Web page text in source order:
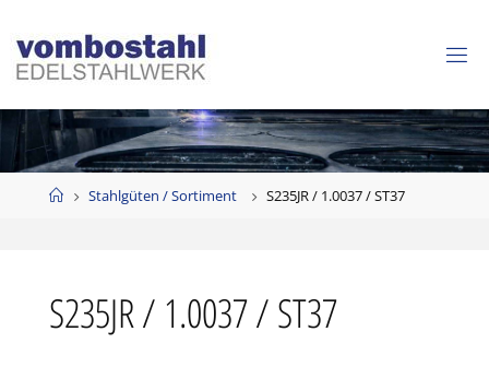
Inhalt
springen
StartStahlgüten / Sortiment S235JR / 1.0037 / ST37
S235JR / 1.0037 / ST37